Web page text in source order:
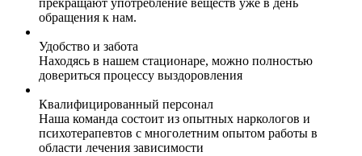
прекращают употребление веществ уже в день
обращения к нам.
Удобство и забота
Находясь в нашем стационаре, можно полностью
довериться процессу выздоровления
Квалифицированный персонал
Наша команда состоит из опытных наркологов и
психотерапевтов с многолетним опытом работы в
области лечения зависимости